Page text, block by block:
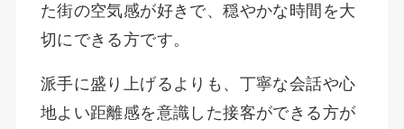
た街の空気感が好きで、穏やかな時間を大
切にできる方です。
派手に盛り上げるよりも、丁寧な会話や心
地よい距離感を意識した接客ができる方が